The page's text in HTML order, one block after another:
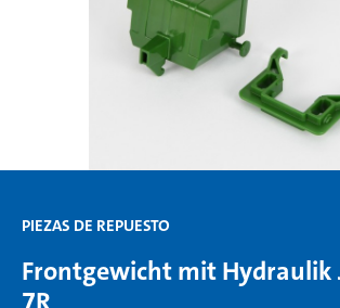
PIEZAS DE REPUESTO
Frontgewicht mit Hydraulik